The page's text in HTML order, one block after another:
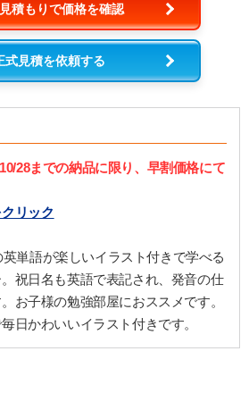
積もりで価格を確認
式見積を依頼する
28までの納品に限り、早割価格にて
リック
単語が楽しいイラスト付きで学べる
祝日名も英語で表記され、発音の仕
お子様の勉強部屋におススメです。
日かわいいイラスト付きです。